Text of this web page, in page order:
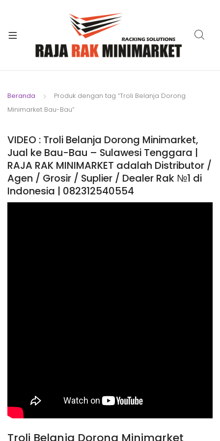
Beranda
Produk dengan tag “Troli Belanja Dorong
Minimarket Bau-Bau”
VIDEO : Troli Belanja Dorong Minimarket,
Jual ke Bau-Bau – Sulawesi Tenggara |
RAJA RAK MINIMARKET adalah Distributor /
Agen / Grosir / Suplier / Dealer Rak №1 di
Indonesia | 082312540554
Troli Belanja Dorong Minimarket